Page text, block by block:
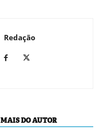
Redação
MAIS DO AUTOR